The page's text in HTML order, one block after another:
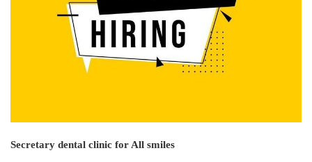
Secretary dental clinic for All smiles